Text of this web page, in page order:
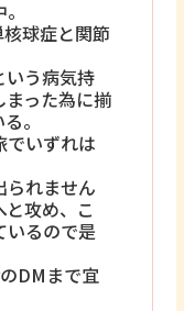
球症と関節
いう病気持
まった為に揃
。
でいずれは
られません
攻め、こ
いるので是
DMまで宜